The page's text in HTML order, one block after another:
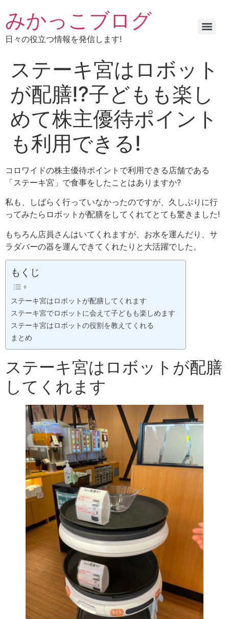
みかっこブログ
日々の役立つ情報を発信します!
ステーキ宮はロボット
が配膳⁉子どもも楽し
めて株主優待ポイント
も利用できる!
コロワイドの株主優待ポイントで利用できる店舗である
「ステーキ宮」で食事をしたことはありますか?
私も、しばらく行っていなかったのですが、久しぶりに行
ってみたらロボットが配膳をしてくれてとても驚きました!
もちろん店員さんはいてくれますが、お水を運んだり、サ
ラダバーの器を運んできてくれたりと大活躍でした。
もくじ
ステーキ宮はロボットが配膳してくれます
ステーキ宮でロボットに会えて子どもも楽しめます
ステーキ宮はロボットの役割を教えてくれる
まとめ
ステーキ宮はロボットが配膳
してくれます